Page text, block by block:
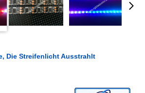
Die Streifenlicht Ausstrahlt